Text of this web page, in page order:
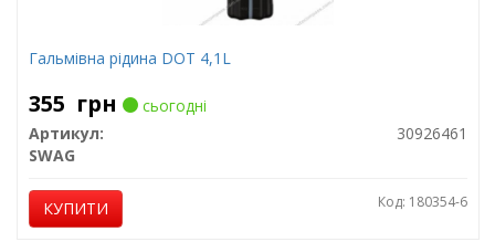
Гальмівна рідина DOT 4,1L
355 грн
сьогодні
Артикул:
30926461
SWAG
КУПИТИ Код: 180354-6